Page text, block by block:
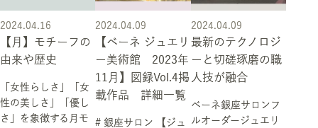
2024.04.16
【月】モチーフの
由来や歴史
「女性らしさ」「女
性の美しさ」「優し
さ」を象徴する月モ
2024.04.09
【ベーネ ジュエリ
ー美術館 2023年
11月】図録Vol.4掲
載作品 詳細一覧
# 銀座サロン 【ジュ
2024.04.09
最新のテクノロジ
ーと切磋琢磨の職
人技が融合
ベーネ銀座サロンフ
ルオーダージュエリ